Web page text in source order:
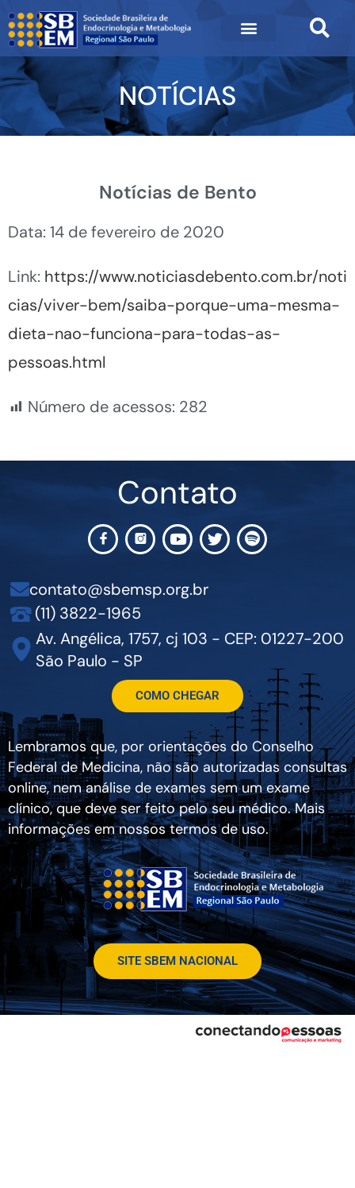
NOTÍCIAS
Notícias de Bento
Data: 14 de fevereiro de 2020
Link: https://www.noticiasdebento.com.br/noti
cias/viver-bem/saiba-porque-uma-mesma-
dieta-nao-funciona-para-todas-as-
pessoas.html
Número de acessos: 282
Contato
contato@sbemsp.org.br
(11) 3822-1965
Av. Angélica, 1757, cj 103 - CEP: 01227-200
São Paulo - SP
COMO CHEGAR
Lembramos que, por orientações do Conselho
Federal de Medicina, não são autorizadas consultas
online, nem análise de exames sem um exame
clínico, que deve ser feito pelo seu médico. Mais
informações em nossos termos de uso.
SITE SBEM NACIONAL